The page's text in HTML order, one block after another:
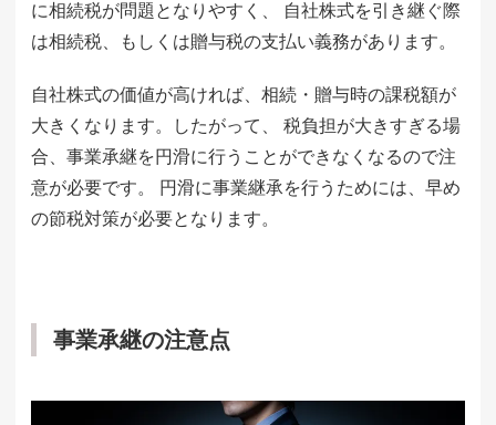
に相続税が問題となりやすく、 自社株式を引き継ぐ際
は相続税、もしくは贈与税の支払い義務があります。
自社株式の価値が高ければ、相続・贈与時の課税額が
大きくなります。したがって、 税負担が大きすぎる場
合、事業承継を円滑に行うことができなくなるので注
意が必要です。 円滑に事業継承を行うためには、早め
の節税対策が必要となります。
事業承継の注意点